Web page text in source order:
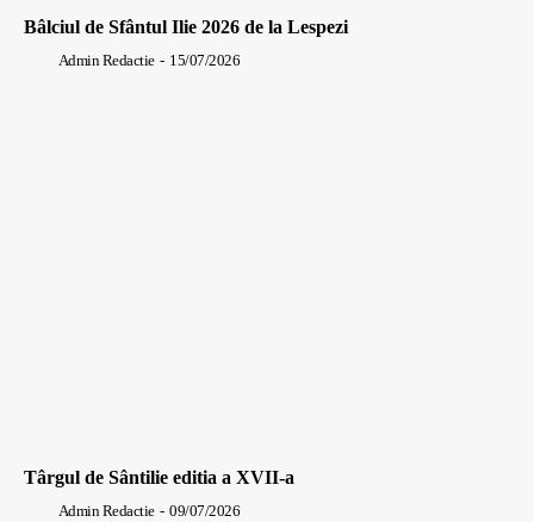
Bâlciul de Sfântul Ilie 2026 de la Lespezi
Admin Redactie - 15/07/2026
Târgul de Sântilie editia a XVII-a
Admin Redactie - 09/07/2026